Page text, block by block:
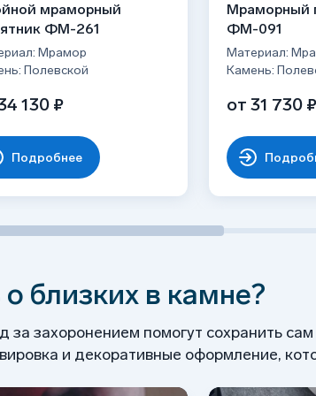
благородного блеска;
в лучших образцах советской
сложных резных работ и скульптурных
и цементом, фиксация швеллерами;
— 3-7 дней.
мраморный
ФМ-261
Мрамор
Полевской
130 ₽
Подробнее
Мраморный
ФМ-091
Материал:
Камень:
от 31 730 ₽
близких в камне?
за захоронением помогут сохранить
и декоративные оформление,